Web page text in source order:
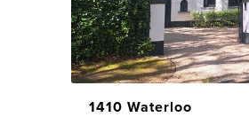
1410 Waterloo